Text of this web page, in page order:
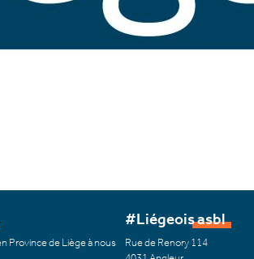
Province de Liège à nous
#Liégeois asbl
Rue de Renory 114